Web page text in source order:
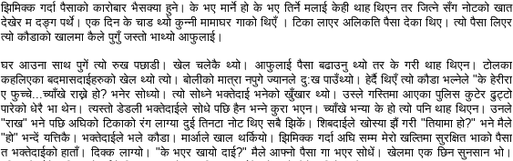
झिमिक्क गर्दा पैसाको कारोबार भैसक्या हुने। के भए मार्ने हो के भए तिर्ने मलाई केही थाह थिएन तर जित्ने सँग नोटको खात
देखेर म दङ्ग पर्थे। एक दिन के चाड थ्यो कुन्नी मामाघर गाको थिएँ । टिका लाएर अलिकति पैसा देका थिए। त्यो पैसा लिएर
त्यो कौडाको खालमा कैले पुगुँ जस्तो भाथ्यो आफुलाई।
घर आउना साथ पुगें त्यो रुख पछाडी। खेल चलेकै थ्यो। आफुलाई पैसा बढाउनु थ्यो तर के गरी थाह थिएन। टोलका
कहलिएका बदमासदाईहरुको खेल थ्यो त्यो। बोलीको मात्रा नपुगे ज्यानले दु:ख पाउँथ्यो। हेर्दै थिएँ त्यो कौडा भल्नेले "के हेरीरा
ए फुच्चे...च्याँखे राख्ने हो? भनेर सोध्यो। त्यो सोध्ने भक्तेदाई भनेको खुँखार थ्यो। उस्ले गस्तिमा आएका पुलिस कुटेर ढुट्टो
पारेको धेरै भा थेन। त्यस्तो डेडली भक्तेदाईले सोधे पछि हैन भन्ने कुरा भएन। च्याँखे भन्या के हो त्यो पनि थाह थिएन। उनले
"राख" भने पछि अघिको टिकाको रंग लाग्या दुई तिनटा नोट थिए सबै झिकें। शिबदाईले खोस्या झैं गरी "तियामा हो?" भने मैले
"हो" भन्दें यत्तिकै। भक्तेदाईले भले कौडा। मार्आले खाल थर्कियो। झिमिक्क गर्दा अघि सम्म मेरो खल्तिमा सुरक्षित भाको पैसा
त भक्तेदाईको हाताँ। दिक्क लाग्यो। "के भएर खायो दाई?" मैले आफ्नो पैसा गा भएर सोधें। खेलमा एक छिन सुनसान भो।